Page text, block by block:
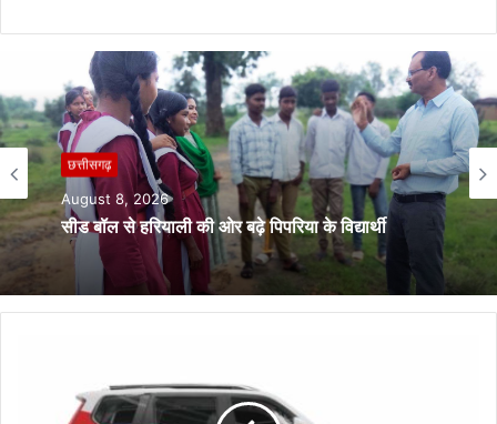
छत्तीसगढ़
August 8, 2026
सीड बॉल से हरियाली की ओर बढ़े पिपरिया के विद्यार्थी
छत्तीसगढ़
August 8, 2026
CG में बड़े पैमाने पर DFO के तबादले, वन विभाग में बड़ा
प्रशासनिक फेरबदल